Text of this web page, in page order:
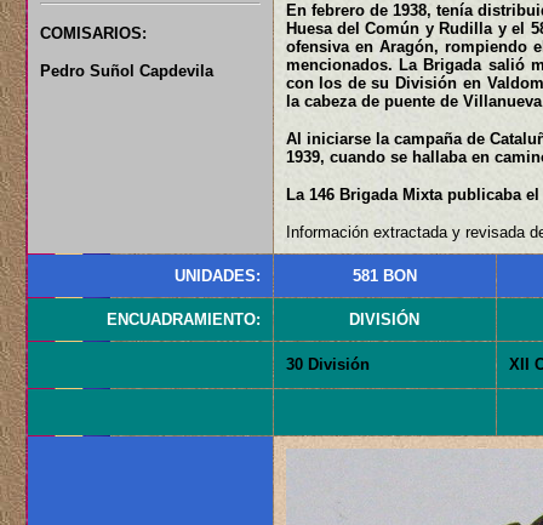
COMISARIOS:
Pedro Suñol Capdevila
En febrero de 1938, tenía
Huesa del Común y Rudilla y el
ofensiva en Aragón, rompiendo
mencionados. La Brigada salió
con los de su División en
la cabeza de puente de
Al iniciarse la campaña de
1939, cuando se hallaba en
La 146 Brigada Mixta publicaba
Información extractada y revisada
UNIDADES: 581 BON
ENCUADRAMIENTO: DIVISIÓN
30 División XII